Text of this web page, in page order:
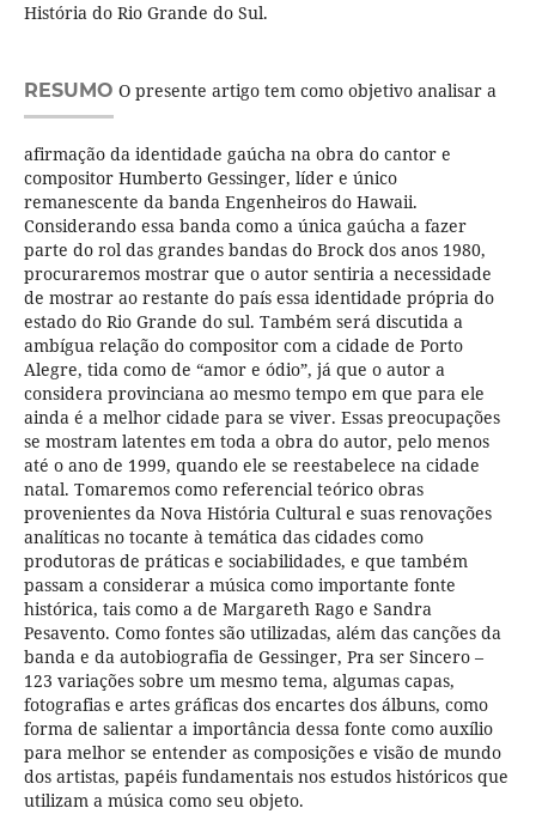
História do Rio Grande do Sul.
RESUMO O presente artigo tem como objetivo analisar a
afirmação da identidade gaúcha na obra do cantor e
compositor Humberto Gessinger, líder e único
remanescente da banda Engenheiros do Hawaii.
Considerando essa banda como a única gaúcha a fazer
parte do rol das grandes bandas do Brock dos anos 1980,
procuraremos mostrar que o autor sentiria a necessidade
de mostrar ao restante do país essa identidade própria do
estado do Rio Grande do sul. Também será discutida a
ambígua relação do compositor com a cidade de Porto
Alegre, tida como de “amor e ódio”, já que o autor a
considera provinciana ao mesmo tempo em que para ele
ainda é a melhor cidade para se viver. Essas preocupações
se mostram latentes em toda a obra do autor, pelo menos
até o ano de 1999, quando ele se reestabelece na cidade
natal. Tomaremos como referencial teórico obras
provenientes da Nova História Cultural e suas renovações
analíticas no tocante à temática das cidades como
produtoras de práticas e sociabilidades, e que também
passam a considerar a música como importante fonte
histórica, tais como a de Margareth Rago e Sandra
Pesavento. Como fontes são utilizadas, além das canções da
banda e da autobiografia de Gessinger, Pra ser Sincero –
123 variações sobre um mesmo tema, algumas capas,
fotografias e artes gráficas dos encartes dos álbuns, como
forma de salientar a importância dessa fonte como auxílio
para melhor se entender as composições e visão de mundo
dos artistas, papéis fundamentais nos estudos históricos que
utilizam a música como seu objeto.